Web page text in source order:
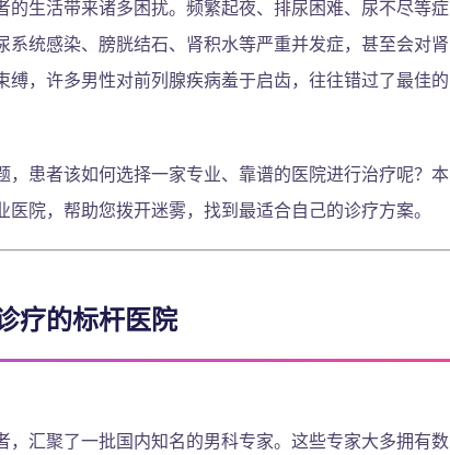
生活带来诸多困扰。频繁起夜、排尿困难、尿不尽等症
统感染、膀胱结石、肾积水等严重并发症，甚至会对肾
，许多男性对前列腺疾病羞于启齿，往往错过了最佳的
患者该如何选择一家专业、靠谱的医院进行治疗呢？本
院，帮助您拨开迷雾，找到最适合自己的诊疗方案。
疗的标杆医院
汇聚了一批国内知名的男科专家。这些专家大多拥有数